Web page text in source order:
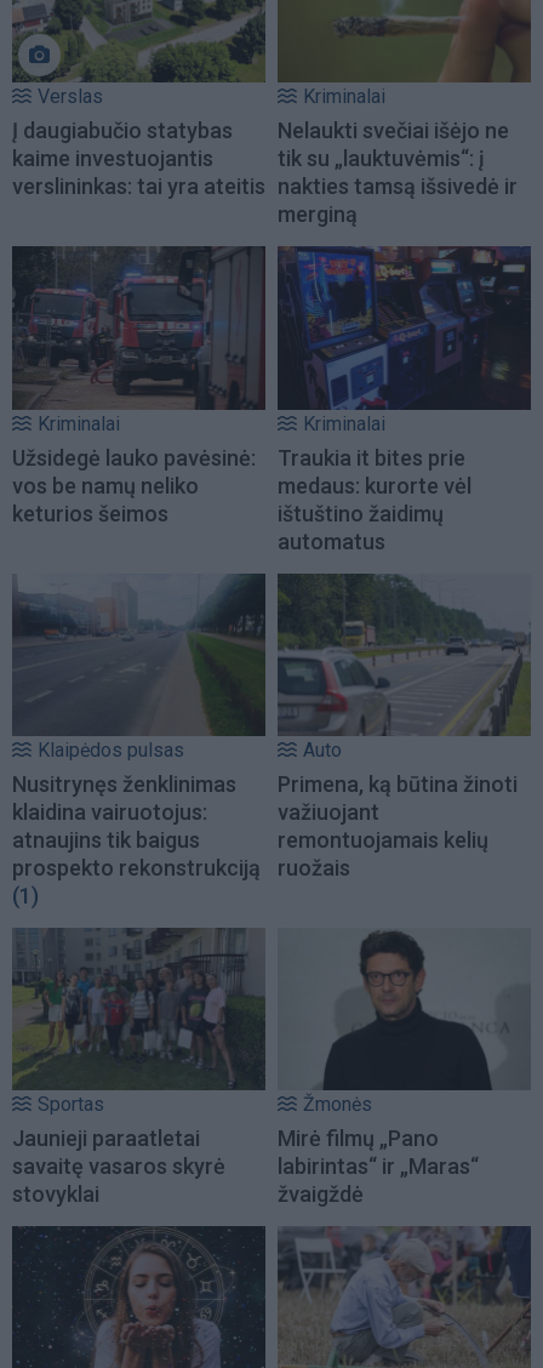
Verslas
Į daugiabučio statybas
kaime investuojantis
verslininkas: tai yra ateitis
Kriminalai
Nelaukti svečiai išėjo ne
tik su „lauktuvėmis“: į
nakties tamsą išsivedė ir
merginą
Kriminalai
Užsidegė lauko pavėsinė:
vos be namų neliko
keturios šeimos
Kriminalai
Traukia it bites prie
medaus: kurorte vėl
ištuštino žaidimų
automatus
Klaipėdos pulsas
Nusitrynęs ženklinimas
klaidina vairuotojus:
atnaujins tik baigus
prospekto rekonstrukciją
(1)
Auto
Primena, ką būtina žinoti
važiuojant
remontuojamais kelių
ruožais
Sportas
Jaunieji paraatletai
savaitę vasaros skyrė
stovyklai
Žmonės
Mirė filmų „Pano
labirintas“ ir „Maras“
žvaigždė